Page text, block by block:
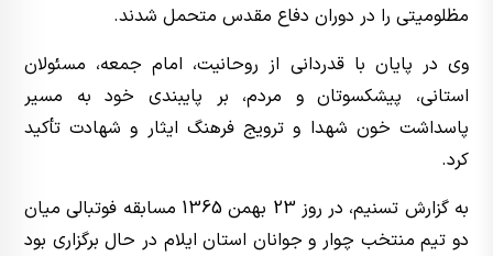
مظلومیتی را در دوران دفاع مقدس متحمل شدند.
وی در پایان با قدردانی از روحانیت، امام جمعه، مسئولان
استانی، پیشکسوتان و مردم، بر پایبندی خود به مسیر
پاسداشت خون شهدا و ترویج فرهنگ ایثار و شهادت تأکید
کرد.
به گزارش تسنیم، در روز 23 بهمن 1365 مسابقه فوتبالی میان
دو تیم منتخب چوار و جوانان استان ایلام در حال برگزاری بود